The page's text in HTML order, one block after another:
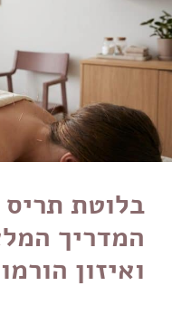
בלוטת תריס
המדריך
ואיזון